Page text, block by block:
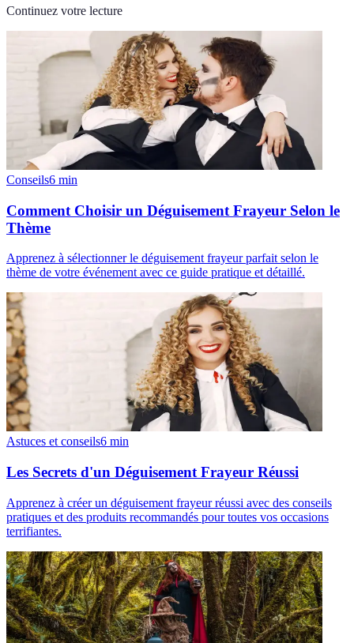
Continuez votre lecture
Conseils6 min
Comment Choisir un Déguisement Frayeur Selon le
Thème
Apprenez à sélectionner le déguisement frayeur parfait selon le
thème de votre événement avec ce guide pratique et détaillé.
Astuces et conseils6 min
Les Secrets d'un Déguisement Frayeur Réussi
Apprenez à créer un déguisement frayeur réussi avec des conseils
pratiques et des produits recommandés pour toutes vos occasions
terrifiantes.